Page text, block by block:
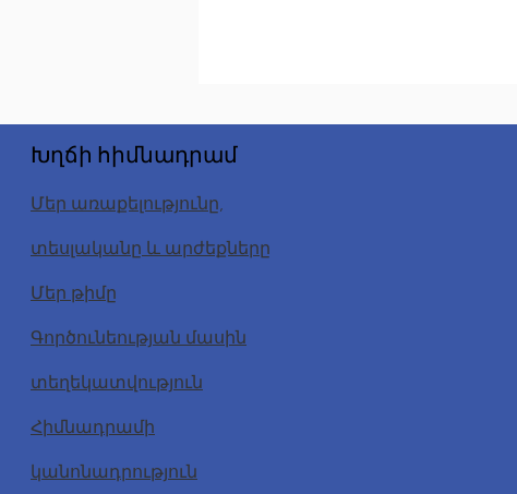
Խղճի հիմնադրամ
Մեր առաքելությունը,
տեսլականը և արժեքները
Մեր թիմը
Գործունեության մասին
տեղեկատվություն
Հիմնադրամի
կանոնադրություն